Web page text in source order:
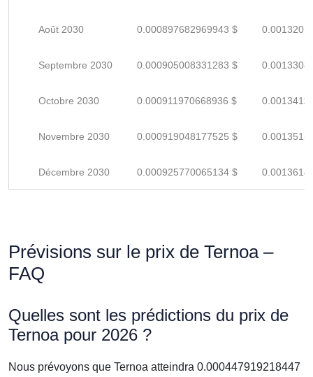
Août 2030 0.000897682969943 $
Septembre 2030 0.000905008331283 $
Octobre 2030 0.000911970668936 $
Novembre 2030 0.000919048177525 $
Décembre 2030 0.000925770065134 $
Prévisions sur le prix de Ternoa –
FAQ
Quelles sont les prédictions du prix de
Ternoa pour 2026 ?
Nous prévoyons que Ternoa atteindra 0.000447919218447